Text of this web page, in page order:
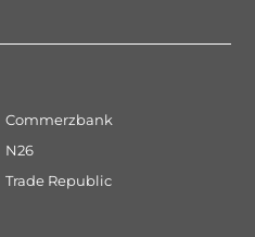
Commerzbank
N26
Trade Republic